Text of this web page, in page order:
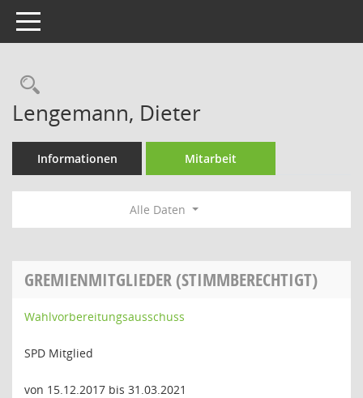
Toggle navigation
Rechercheauswahl
Lengemann, Dieter
Informationen Mitarbeit
Alle Daten
GREMIENMITGLIEDER (STIMMBERECHTIGT)
Wahlvorbereitungsausschuss
SPD Mitglied
von 15.12.2017 bis 31.03.2021